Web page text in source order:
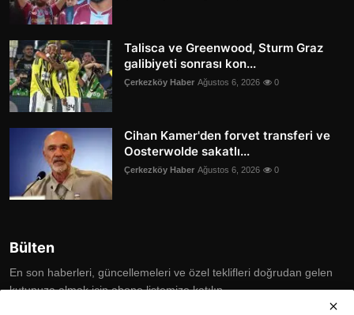
Talisca ve Greenwood, Sturm Graz
galibiyeti sonrası kon...
Çerkezköy Haber Ağustos 6, 2026 0
Cihan Kamer'den forvet transferi ve
Oosterwolde sakatlı...
Çerkezköy Haber Ağustos 6, 2026 0
Bülten
En son haberleri, güncellemeleri ve özel teklifleri doğrudan gelen
kutunuza almak için abone listemize katılın